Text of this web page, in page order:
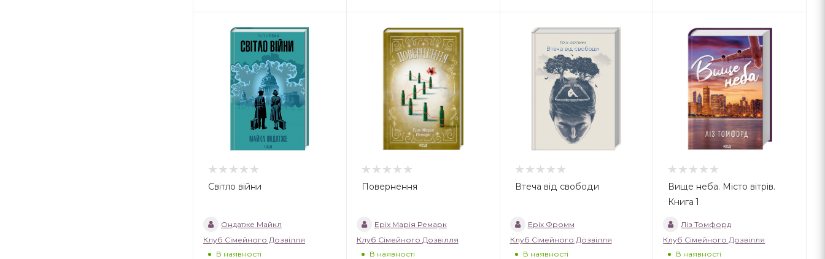
Світло війни
Ондатже Майкл
Клуб Сімейного Дозвілля
В наявності
Повернення
Еріх Марія Ремарк
Клуб Сімейного Дозвілля
В наявності
Втеча від свободи
Еріх Фромм
Клуб Сімейного Дозвілля
В наявності
Вище неба. Місто вітрів.
Книга 1
Ліз Томфорд
Клуб Сімейного Дозвілля
В наявності